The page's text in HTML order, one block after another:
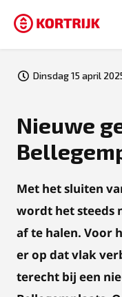
Dinsdag 15 april
Nieuwe
Met het sluiten
wordt het steeds
af te halen. Voor
er op dat vlak
terecht bij een